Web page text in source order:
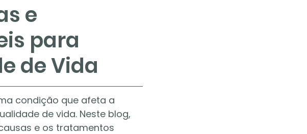
e
para
de Vida
condição que afeta a
de vida. Neste blog,
e os tratamentos